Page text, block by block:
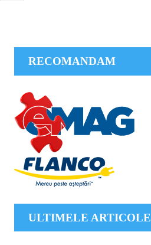
RECOMANDAM
ULTIMELE ARTICOLE